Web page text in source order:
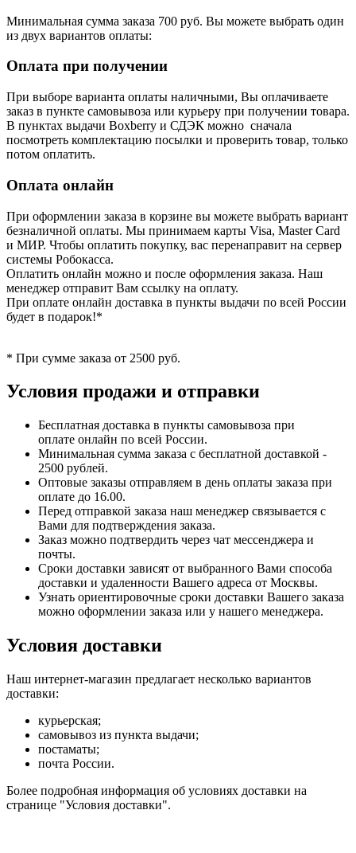
Минимальная сумма заказа 700 руб. Вы можете выбрать один
из двух вариантов оплаты:
Оплата при получении
При выборе варианта оплаты наличными, Вы оплачиваете
заказ в пункте самовывоза или курьеру при получении товара.
В пунктах выдачи Boxberry и СДЭК можно сначала
посмотреть комплектацию посылки и проверить товар, только
потом оплатить.
Оплата онлайн
При оформлении заказа в корзине вы можете выбрать вариант
безналичной оплаты. Мы принимаем карты Visa, Master Card
и МИР. Чтобы оплатить покупку, вас перенаправит на сервер
системы Робокасса.
Оплатить онлайн можно и после оформления заказа. Наш
менеджер отправит Вам ссылку на оплату.
При оплате онлайн доставка в пункты выдачи по всей России
будет в подарок!*
* При сумме заказа от 2500 руб.
Условия продажи и отправки
Бесплатная доставка в пункты самовывоза при
оплате онлайн по всей России.
Минимальная сумма заказа с бесплатной доставкой -
2500 рублей.
Оптовые заказы отправляем в день оплаты заказа при
оплате до 16.00.
Перед отправкой заказа наш менеджер связывается с
Вами для подтверждения заказа.
Заказ можно подтвердить через чат мессенджера и
почты.
Сроки доставки зависят от выбранного Вами способа
доставки и удаленности Вашего адреса от Москвы.
Узнать ориентировочные сроки доставки Вашего заказа
можно оформлении заказа или у нашего менеджера.
Условия доставки
Наш интернет-магазин предлагает несколько вариантов
доставки:
курьерская;
самовывоз из пункта выдачи;
постаматы;
почта России.
Более подробная информация об условиях доставки на
странице "Условия доставки".